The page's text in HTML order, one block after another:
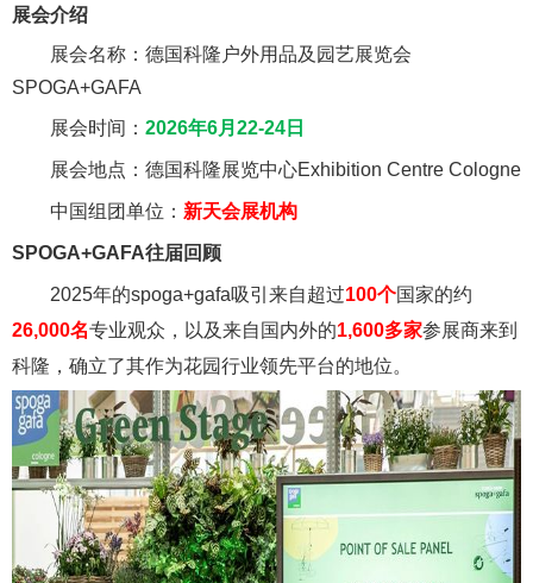
展会介绍
展会名称： 德国科隆户外用品及园艺展览会
SPOGA+GAFA
展会时间： 2026年6月22-24日
展会地点：德国科隆展览中心Exhibition Centre Cologne
中国组团单位： 新天会展机构
SPOGA+GAFA往届回顾
2025年的spoga+gafa吸引来自超过100个国家的约
26,000名专业观众，以及来自国内外的1,600多家参展商来到
科隆，确立了其作为花园行业领先平台的地位。